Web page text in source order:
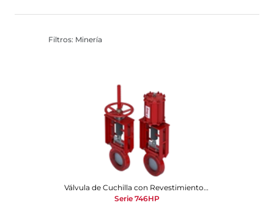
Filtros: Minería
Válvula de Cuchilla con Revestimiento de Poliuretano Bidireccional
Serie 746HP